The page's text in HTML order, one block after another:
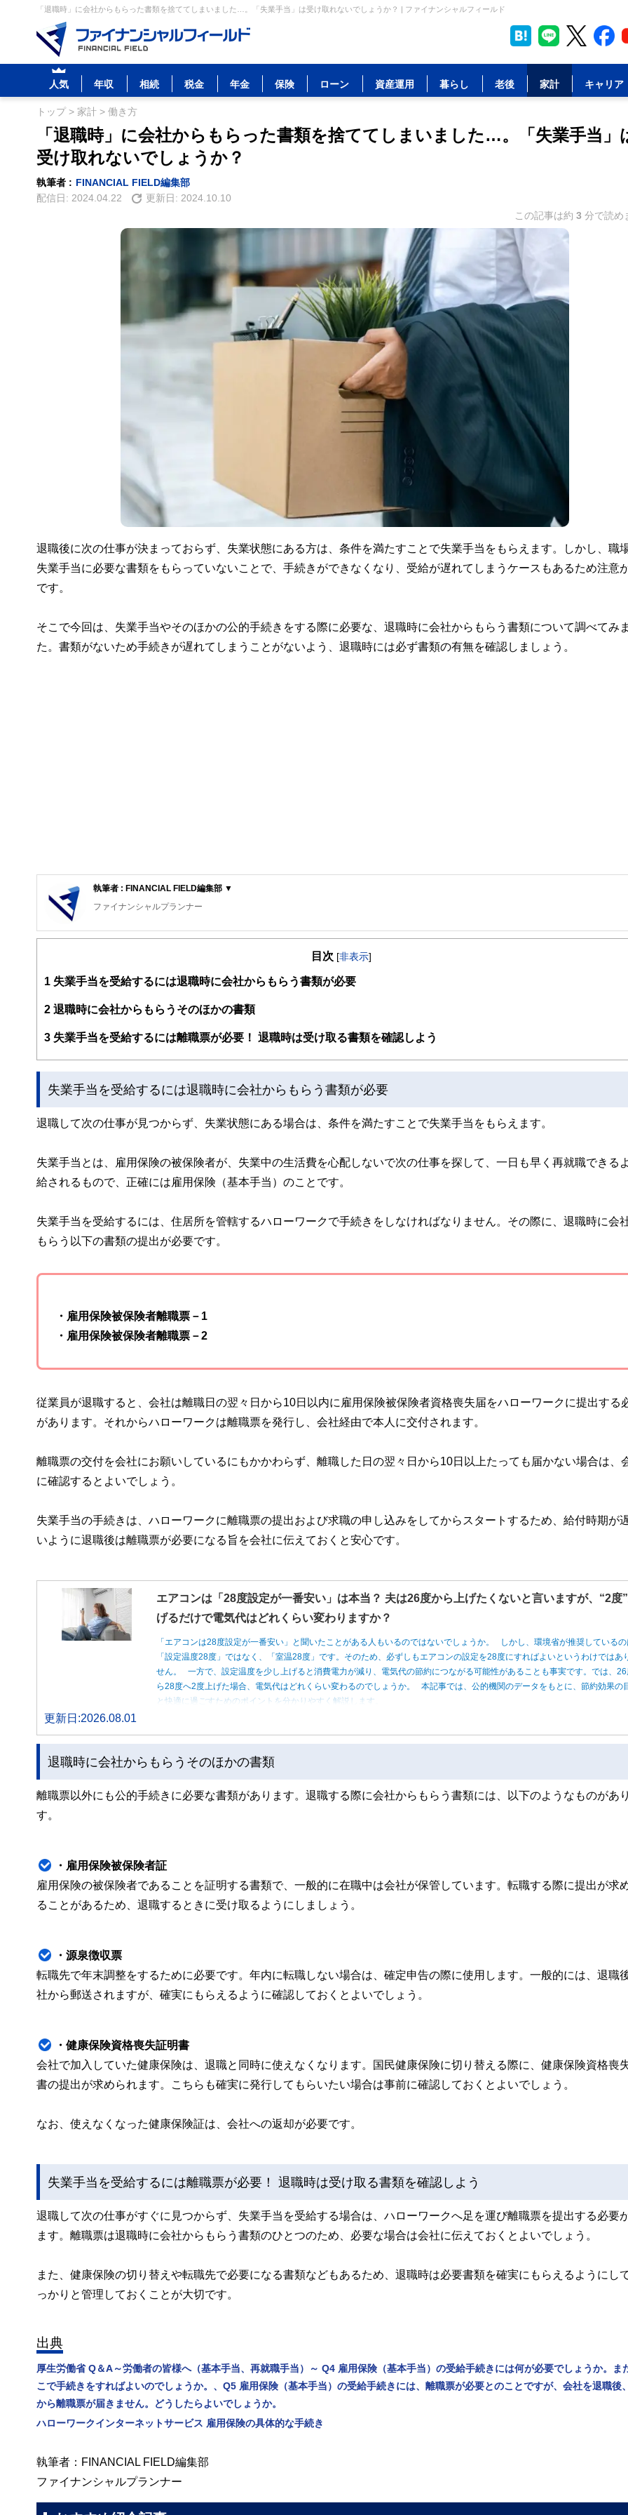
「退職時」に会社からもらった書類を捨ててしまいました…。「失業手当」は受け取れないでしょうか？ | ファイナンシャルフィールド
人気 年収 相続 税金 年金 保険 ローン 資産運用 暮らし 老後 家計 キャリア
トップ> 家計 > 働き方
「退職時」に会社からもらった書類を捨ててしまいました…。「失業手当」
受け取れないでしょうか？
執筆者 : FINANCIAL FIELD編集部
配信日: 2024.04.22 更新日: 2024.10.10
この記事は約 3 分で読め
退職後に次の仕事が決まっておらず、失業状態にある方は、条件を満たすことで失業手当をもらえます。しかし、職
失業手当に必要な書類をもらっていないことで、手続きができなくなり、受給が遅れてしまうケースもあるため注意
です。
そこで今回は、失業手当やそのほかの公的手続きをする際に必要な、退職時に会社からもらう書類について調べてみ
た。書類がないため手続きが遅れてしまうことがないよう、退職時には必ず書類の有無を確認しましょう。
執筆者 : FINANCIAL FIELD編集部 ▼
ファイナンシャルプランナー
FinancialField編集部は、金融、経済に関する記事を、日々の暮らしにどのような影響を与えるかという視点で、お金の知識がない方でも理解
案から記事掲載まですべての工程に関わることで、読者目線のコンテンツを追求しています。
FinancialFieldの特徴は、ファイナンシャルプランナー、弁護士、税理士、宅地建物取引士、相続診断士、住宅ローンアドバイザー、DCプラン
ー、公認会計士、社会保険労務士、行政書士、投資アナリスト、キャリアコンサルタントなど150名以上の有資格者を執筆者・監修者として迎
私たちは、快適でより良い生活のアイデアを提供するお金のコンシェルジュを目指します。
目次 [非表示]
1 失業手当を受給するには退職時に会社からもらう書類が必要
2 退職時に会社からもらうそのほかの書類
3 失業手当を受給するには離職票が必要！ 退職時は受け取る書類を確認しよう
失業手当を受給するには退職時に会社からもらう書類が必要
退職して次の仕事が見つからず、失業状態にある場合は、条件を満たすことで失業手当をもらえます。
失業手当とは、雇用保険の被保険者が、失業中の生活費を心配しないで次の仕事を探して、一日も早く再就職できる
給されるもので、正確には雇用保険（基本手当）のことです。
失業手当を受給するには、住居所を管轄するハローワークで手続きをしなければなりません。その際に、退職時に会
もらう以下の書類の提出が必要です。
・雇用保険被保険者離職票－1
・雇用保険被保険者離職票－2
従業員が退職すると、会社は離職日の翌々日から10日以内に雇用保険被保険者資格喪失届をハローワークに提出する
があります。それからハローワークは離職票を発行し、会社経由で本人に交付されます。
離職票の交付を会社にお願いしているにもかかわらず、離職した日の翌々日から10日以上たっても届かない場合は、
に確認するとよいでしょう。
失業手当の手続きは、ハローワークに離職票の提出および求職の申し込みをしてからスタートするため、給付時期が
いように退職後は離職票が必要になる旨を会社に伝えておくと安心です。
エアコンは「28度設定が一番安い」は本当？ 夫は26度から上げたくないと言いますが、“2度
げるだけで電気代はどれくらい変わりますか？
「エアコンは28度設定が一番安い」と聞いたことがある人もいるのではないでしょうか。 しかし、環境省が推奨しているの
「設定温度28度」ではなく、「室温28度」です。そのため、必ずしもエアコンの設定を28度にすればよいというわけではあ
せん。 一方で、設定温度を少し上げると消費電力が減り、電気代の節約につながる可能性があることも事実です。では、26
ら28度へ2度上げた場合、電気代はどれくらい変わるのでしょうか。 本記事では、公的機関のデータをもとに、節約効果の
と快適に過ごすためのポイントを分かりやすく解説します。
更新日:2026.08.01
退職時に会社からもらうそのほかの書類
離職票以外にも公的手続きに必要な書類があります。退職する際に会社からもらう書類には、以下のようなものがあ
す。
・雇用保険被保険者証
雇用保険の被保険者であることを証明する書類で、一般的に在職中は会社が保管しています。転職する際に提出が求
ることがあるため、退職するときに受け取るようにしましょう。
・源泉徴収票
転職先で年末調整をするために必要です。年内に転職しない場合は、確定申告の際に使用します。一般的には、退職
社から郵送されますが、確実にもらえるように確認しておくとよいでしょう。
・健康保険資格喪失証明書
会社で加入していた健康保険は、退職と同時に使えなくなります。国民健康保険に切り替える際に、健康保険資格喪
書の提出が求められます。こちらも確実に発行してもらいたい場合は事前に確認しておくとよいでしょう。
なお、使えなくなった健康保険証は、会社への返却が必要です。
失業手当を受給するには離職票が必要！ 退職時は受け取る書類を確認しよう
退職して次の仕事がすぐに見つからず、失業手当を受給する場合は、ハローワークへ足を運び離職票を提出する必要
ます。離職票は退職時に会社からもらう書類のひとつのため、必要な場合は会社に伝えておくとよいでしょう。
また、健康保険の切り替えや転職先で必要になる書類などもあるため、退職時は必要書類を確実にもらえるようにし
っかりと管理しておくことが大切です。
出典
厚生労働省 Q＆A～労働者の皆様へ（基本手当、再就職手当）～ Q4 雇用保険（基本手当）の受給手続きには何が必要でしょうか。ま
こで手続きをすればよいのでしょうか。、Q5 雇用保険（基本手当）の受給手続きには、離職票が必要とのことですが、会社を退職後
から離職票が届きません。どうしたらよいでしょうか。
ハローワークインターネットサービス 雇用保険の具体的な手続き
執筆者：FINANCIAL FIELD編集部
ファイナンシャルプランナー